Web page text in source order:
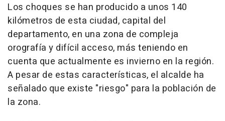
Los choques se han producido a unos 140
kilómetros de esta ciudad, capital del
departamento, en una zona de compleja
orografía y difícil acceso, más teniendo en
cuenta que actualmente es invierno en la región.
A pesar de estas características, el alcalde ha
señalado que existe "riesgo" para la población de
la zona.